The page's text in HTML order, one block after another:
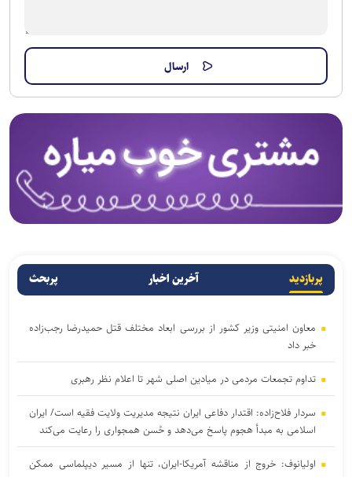
پربازدید آخرین اخبار پربحث
معاون امنیتی وزیر کشور از بررسی ابعاد مختلف قتل حمیدرضا رجب‌زاده
خبر داد
تداوم تجمعات مردمی در میادین اصلی شهر تا اعلام نظر رهبری
سردار فلاح‌زاده: اقتدار دفاعی ایران نتیجه مدیریت ولایت فقیه است/ ایران
اسلامی به مبدأ هجوم پاسخ می‌دهد و حُسن همجواری را رعایت می‌کند
اولیانوف: خروج از مناقشه آمریکا-ایران، تنها از مسیر دیپلماسی ممکن